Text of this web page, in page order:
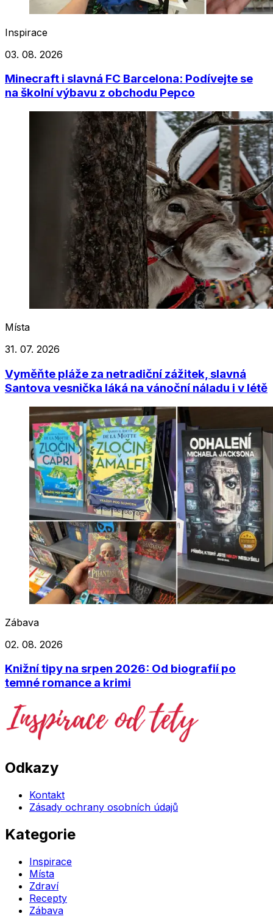
Inspirace
03. 08. 2026
Minecraft i slavná FC Barcelona: Podívejte se
na školní výbavu z obchodu Pepco
Místa
31. 07. 2026
Vyměňte pláže za netradiční zážitek, slavná
Santova vesnička láká na vánoční náladu i v létě
Zábava
02. 08. 2026
Knižní tipy na srpen 2026: Od biografií po
temné romance a krimi
Odkazy
Kontakt
Zásady ochrany osobních údajů
Kategorie
Inspirace
Místa
Zdraví
Recepty
Zábava